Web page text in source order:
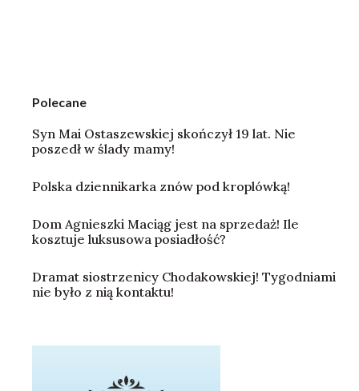
Polecane
Syn Mai Ostaszewskiej skończył 19 lat. Nie
poszedł w ślady mamy!
Polska dziennikarka znów pod kroplówką!
Dom Agnieszki Maciąg jest na sprzedaż! Ile
kosztuje luksusowa posiadłość?
Dramat siostrzenicy Chodakowskiej! Tygodniami
nie było z nią kontaktu!